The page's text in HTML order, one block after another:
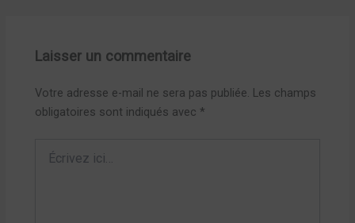
Laisser un commentaire
Votre adresse e-mail ne sera pas publiée. Les champs
obligatoires sont indiqués avec *
ici…